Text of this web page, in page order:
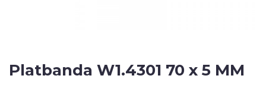
Platbanda W1.4301 70 x 5 MM